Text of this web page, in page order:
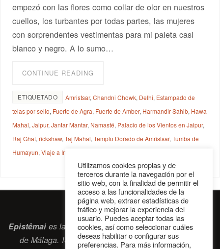
empezó con las flores como collar de olor en nuestros
cuellos, los turbantes por todas partes, las mujeres
con sorprendentes vestimentas para mi paleta casi
blanco y negro. A lo sumo…
CONTINUE READING
ETIQUETADO Amristsar,Chandni Chowk, Delhi, Estampado de
telas por sello, Fuerte de Agra, Fuerte de Amber, Harmandir Sahib, Hawa
Mahal,Jaipur,Jantar Mantar, Namasté, Palacio de los Vientos en Jaipur,
Raj Ghat,rickshaw,Taj Mahal,Templo Dorado de Amristsar,Tumba de
Humayun,Viaje a India
Epistêmaies la revista digital de la Sociedad Erasmiana
de Málaga. ISSN 2697-2468. Bienvenidos cuantos
Utilizamos cookies propias y de
terceros durante la navegación por el
sitio web, con la finalidad de permitir el
acceso a las funcionalidades de la
página web, extraer estadísticas de
tráfico y mejorar la experiencia del
usuario. Puedes aceptar todas las
cookies, así como seleccionar cuáles
deseas habilitar o configurar sus
preferencias. Para más información,